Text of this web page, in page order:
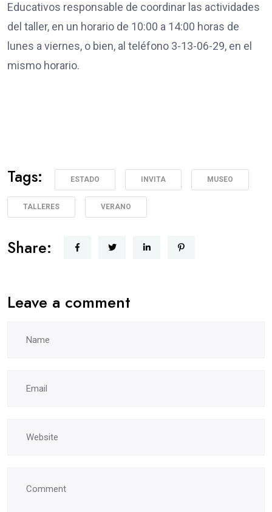
Educativos responsable de coordinar las actividades
del taller, en un horario de 10:00 a 14:00 horas de
lunes a viernes, o bien, al teléfono 3-13-06-29, en el
mismo horario.
Tags: ESTADO INVITA MUSEO
TALLERES VERANO
Share:
Leave a comment